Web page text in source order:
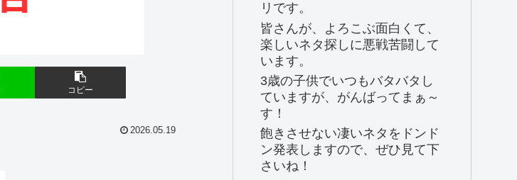
コピー
2026.05.19
リです。
皆さんが、よろこぶ面白くて、
楽しいネタ探しに悪戦苦闘して
います。
3歳の子供でいつもバタバタし
ていますが、がんばってまぁ～
す！
飽きさせない凄いネタをドンド
ン発表しますので、ぜひ見て下
さいね！